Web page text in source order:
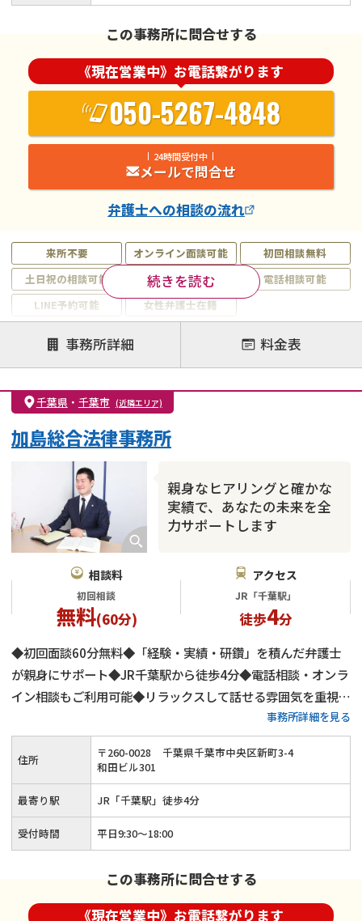
来所不要 オンライン面談可能
初回相談無料
土日祝の相談可能
19時以降電話可能
電話相談可能
LINE予約可能
女性弁護士在籍
注力案件
離婚前相談
離婚調停
離婚裁判
親権・面会交流権
DV
モラハラ
不貞・不倫慰謝料請求
国際離婚
財産分与
内縁の夫婦
続きを読む
この事務所に問合せする
《現在営業中》お電話繋がります
050-5267-4848
24時間受付中
メールで問合せ
弁護士への相談の流れ
事務所詳細 料金表
千葉県 ・ 千葉市 (近隣エリア)
親身なヒアリングと確かな
実績で、あなたの未来を全
力サポートします
加島総合法律事務所
相談料
初回相談
無料(60分)
アクセス
JR「千葉駅」
徒歩4分
◆初回面談60分無料◆「経験・実績・研鑽」を積んだ弁護士
が親身にサポート◆JR千葉駅から徒歩4分◆電話相談・オンラ
イン相談もご利用可能◆リラックスして話せる雰囲気を重視◆
お子様連れも対応可能◆親権や面会交流など子供に関する問題
にも注力
事務所詳細を見る
住所 〒260-0028
千葉県千葉市中央区新町3-4
和田ビル301
最寄り駅 JR「千葉駅」徒歩4分
受付時間 平日9:30〜18:00
この事務所に問合せする
《現在営業中》お電話繋がります